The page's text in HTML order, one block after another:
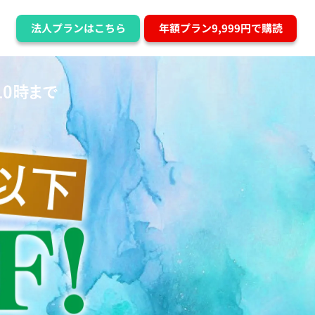
法人プランはこちら 年額プラン9,999円で購読